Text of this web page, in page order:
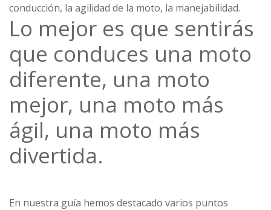
conducción, la agilidad de la moto, la manejabilidad.
Lo mejor es que sentirás
que conduces una moto
diferente, una moto
mejor, una moto más
ágil, una moto más
divertida.
En nuestra guía hemos destacado varios puntos